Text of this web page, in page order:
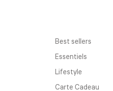
Best sellers
Essentiels
Lifestyle
Carte Cadeau